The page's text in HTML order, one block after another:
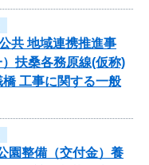
共 地域連携推進事
扶桑各務原線(仮称)
工事に関する一般
園整備（交付金）養